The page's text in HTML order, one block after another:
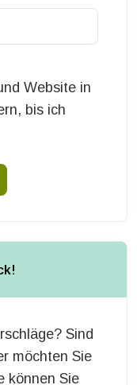
Website in
bis ich
Sind
möchten Sie
können Sie